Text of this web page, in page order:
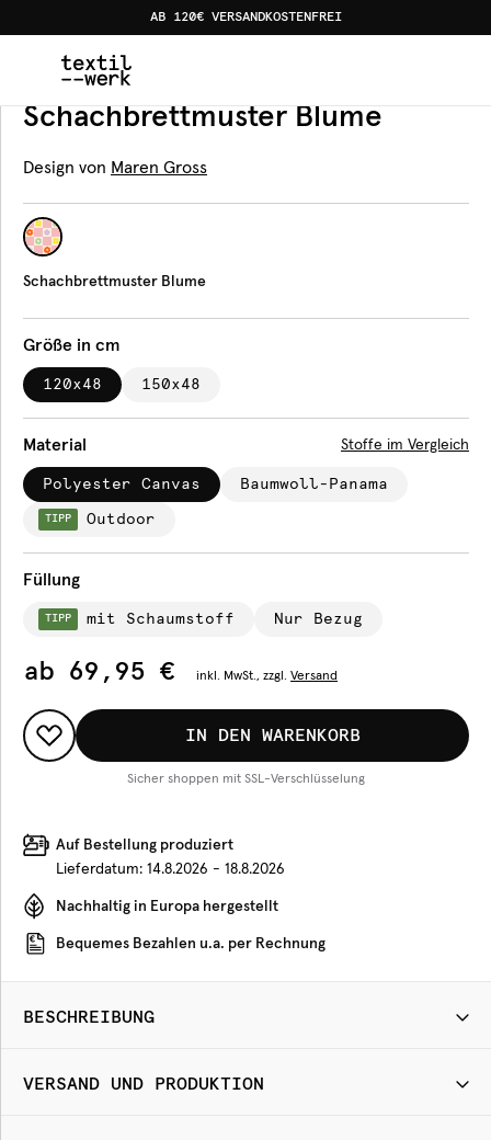
AB 120€ VERSANDKOSTENFREI
Produkte Bankauflagen Schachbrettmuster
Bankauflage
Schachbrettmuster Blume
Design von Maren Gross
Schachbrettmuster Blume
Größe in cm
120x48 150x48
Material Stoffe im Vergleich
Polyester Canvas Baumwoll-Panama
TIPP Outdoor
Füllung
TIPP mit Schaumstoff Nur Bezug
ab 69,95 € inkl. MwSt., zzgl. Versand
IN DEN WARENKORB
Sicher shoppen mit SSL-Verschlüsselung
Auf Bestellung produziert
Lieferdatum: 14.8.2026 - 18.8.2026
Nachhaltig in Europa hergestellt
Bequemes Bezahlen u.a. per Rechnung
BESCHREIBUNG
VERSAND UND PRODUKTION